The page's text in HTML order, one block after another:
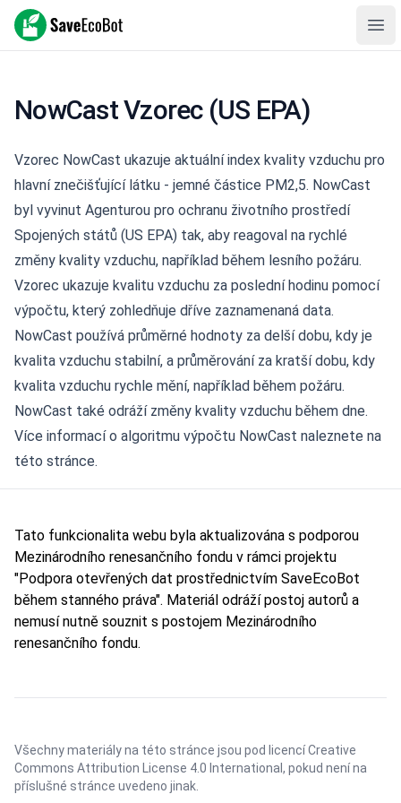
SaveEcoBot
NowCast Vzorec (US EPA)
Vzorec NowCast ukazuje aktuální index kvality vzduchu pro
hlavní znečišťující látku - jemné částice PM2,5. NowCast
byl vyvinut Agenturou pro ochranu životního prostředí
Spojených států (US EPA) tak, aby reagoval na rychlé
změny kvality vzduchu, například během lesního požáru.
Vzorec ukazuje kvalitu vzduchu za poslední hodinu pomocí
výpočtu, který zohledňuje dříve zaznamenaná data.
NowCast používá průměrné hodnoty za delší dobu, kdy je
kvalita vzduchu stabilní, a průměrování za kratší dobu, kdy
kvalita vzduchu rychle mění, například během požáru.
NowCast také odráží změny kvality vzduchu během dne.
Více informací o algoritmu výpočtu NowCast naleznete na
této stránce.
Tato funkcionalita webu byla aktualizována s podporou
Mezinárodního renesančního fondu v rámci projektu
"Podpora otevřených dat prostřednictvím SaveEcoBot
během stanného práva". Materiál odráží postoj autorů a
nemusí nutně souznit s postojem Mezinárodního
renesančního fondu.
Všechny materiály na této stránce jsou pod licencíCreative
Commons Attribution License 4.0 International , pokud není na
příslušné stránce uvedeno jinak.